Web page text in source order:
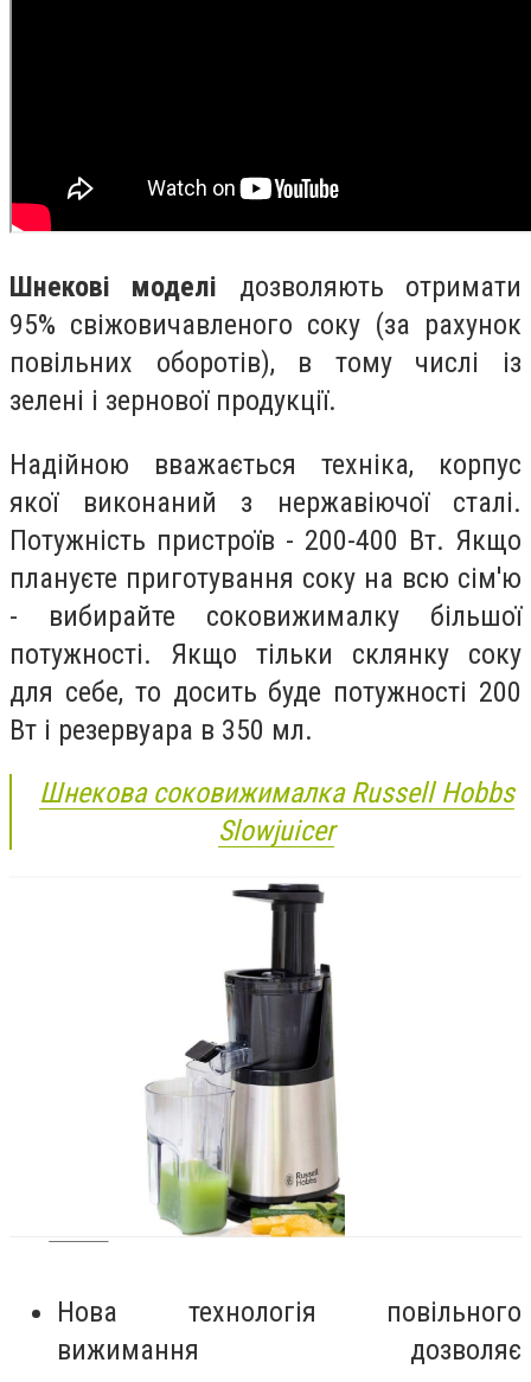
Шнекові моделі дозволяють отримати
95% свіжовичавленого соку (за рахунок
повільних оборотів), в тому числі із
зелені і зернової продукції.
Надійною вважається техніка, корпус
якої виконаний з нержавіючої сталі.
Потужність пристроїв - 200-400 Вт. Якщо
плануєте приготування соку на всю сім'ю
- вибирайте соковижималку більшої
потужності. Якщо тільки склянку соку
для себе, то досить буде потужності 200
Вт і резервуара в 350 мл.
Шнекова соковижималка Russell Hobbs
Slowjuicer
Нова технологія повільного
вижимання дозволяє